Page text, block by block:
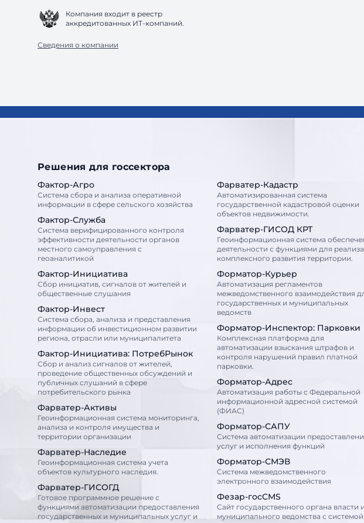
Компания входит в реестр
аккредитованных ИТ-компаний.
Сведения о компании
Решения для госсектора
Фактор-Агро
Система сбора и анализа оперативной
информации в сфере сельского хозяйства
Фактор-Служба
Система верифицированного контроля
эффективности деятельности органов
местного самоуправления с
геоаналитикой
Фактор-Инициатива
Сбор инициатив, сигналов от жителей и
общественные слушания
Фактор-Инвест
Система сбора, анализа и представления
информации об инвестиционном развитии
региона, отрасли или муниципалитета
Фактор-Инициатива: ПотребРынок
Сбор и анализ сигналов от жителей,
проведение общественных обсуждений и
публичных слушаний в сфере
потребительского рынка
Фарватер-Активы
Геоинформационная система мониторинга,
анализа и контроля имущества и
территории организации
Фарватер-Наследие
Геоинформационная система учета
объектов культурного наследия.
Фарватер-ГИСОГД
Готовое программное решение с
функциями автоматизации предоставления
государственных и муниципальных услуг и
Фарватер-Кадастр
Автоматизированная система
государственной кадастровой оценки
объектов недвижимости.
Фарватер-ГИСОД КРТ
Геоинформационная система
деятельности с функциями для
комплексного развития территории.
Форматор-Курьер
Автоматизация регламентов
межведомственного взаимодействия
государственных и муниципальных
ведомств
Форматор-Инспектор: Парковки
Комплексная платформа для
автоматизации взыскания штрафов и
контроля нарушений правил платной
парковки.
Форматор-Адрес
Автоматизация работы с Федеральной
информационной адресной системой
(ФИАС)
Форматор-САПУ
Система автоматизации
услуг и исполнения функций
Форматор-СМЭВ
Cистема межведомственного
электронного взаимодействия
Фезар-госCMS
Cайт государственного органа власти и
муниципального ведомства с системой